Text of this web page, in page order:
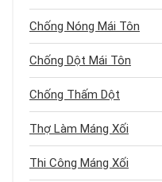
Chống Nóng Mái Tôn
Chống Dột Mái Tôn
Chống Thấm Dột
Thợ Làm Máng Xối
Thi Công Máng Xối